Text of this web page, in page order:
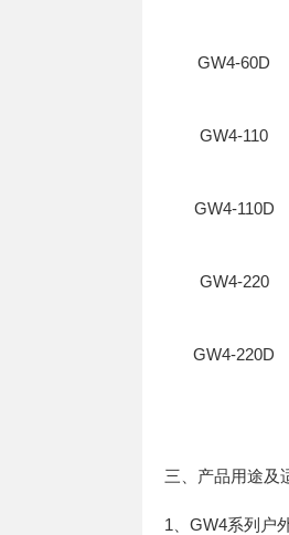
GW4-60D
GW4-110
GW4-110D
GW4-220
GW4-220D
三、产品用途及
1、GW4系列户